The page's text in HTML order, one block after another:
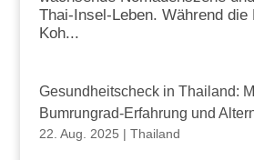
Thai-Insel-Leben. Während die
Koh...
Gesundheitscheck in Thailand:
Bumrungrad-Erfahrung und
22. Aug. 2025 | Thailand